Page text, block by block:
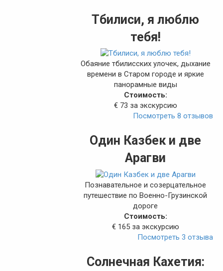
Тбилиси, я люблю
тебя!
Обаяние тбилисских улочек, дыхание
времени в Старом городе и яркие
панорамные виды
Стоимость:
€ 73 за экскурсию
Посмотреть 8 отзывов
Один Казбек и две
Арагви
Познавательное и созерцательное
путешествие по Военно-Грузинской
дороге
Стоимость:
€ 165 за экскурсию
Посмотреть 3 отзыва
Солнечная Кахетия: